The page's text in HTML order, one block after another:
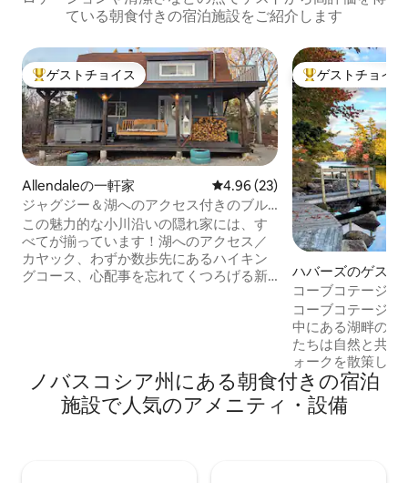
ている朝食付きの宿泊施設をご紹介します
大好評のゲストチョイスです。
ゲストチョイス
Allendaleの一軒家 レビュー23件、5つ星中4.96つ
4.96 (23)
ジャグジー＆湖へのアクセス付きのブル
ックサイド・バロー
この魅力的な小川沿いの隠れ家には、す
べてが揃っています！湖へのアクセス／
カヤック、わずか数歩先にあるハイキン
グコース、心配事を忘れてくつろげる新
家ですが、2つのバスルーム、2つのベッ
ドルーム、プルアウト・ソファが備わっ
ており、5～6名様が快適にご宿泊いただ
大好評のゲスト
ゲストチョイス
ハバーズのゲスト
コーブコテージエ
ムアパート
コーブコテージは
中にある湖畔のエ
たちは自然と共生
ォークを散策した
を楽しんだり、ニ
り、庭園を散策し
を楽しんだりできます。 無
ノバスコシア州にある朝食付きの宿泊
施設で人気のアメニティ・設備